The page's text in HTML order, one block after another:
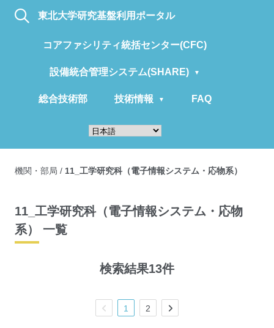
東北大学研究基盤利用ポータル
コアファシリティ統括センター(CFC)
設備統合管理システム(SHARE)
総合技術部 技術情報 FAQ
機関・部局 / 11_工学研究科（電子情報システム・応物系）
11_工学研究科（電子情報システム・応物
系） 一覧
検索結果13件
1 2